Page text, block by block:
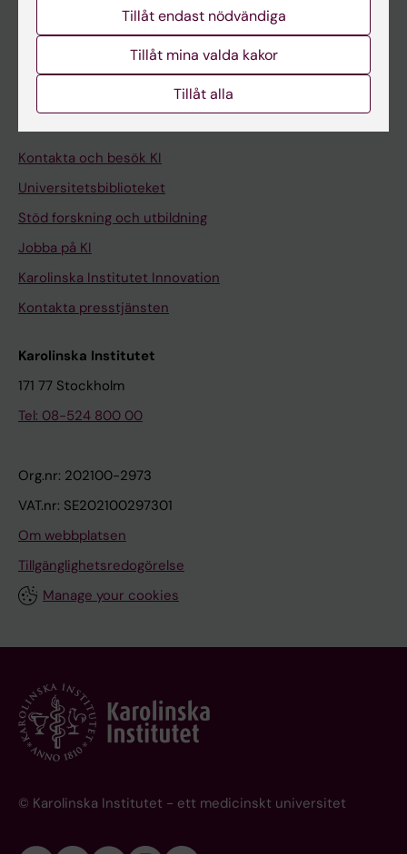
Medarbetare
Medarbetarportalen
Kontakta och besök KI
Universitetsbiblioteket
Stöd forskning och utbildning
Jobba på KI
Karolinska Institutet Innovation
Kontakta presstjänsten
Karolinska Institutet
171 77 Stockholm
Tel: 08-524 800 00
Org.nr: 202100-2973
VAT.nr: SE202100297301
Om webbplatsen
Tillgänglighetsredogörelse
Manage your cookies
© Karolinska Institutet - ett medicinskt universitet
Tillåt endast nödvändiga
Tillåt mina valda kakor
Tillåt alla